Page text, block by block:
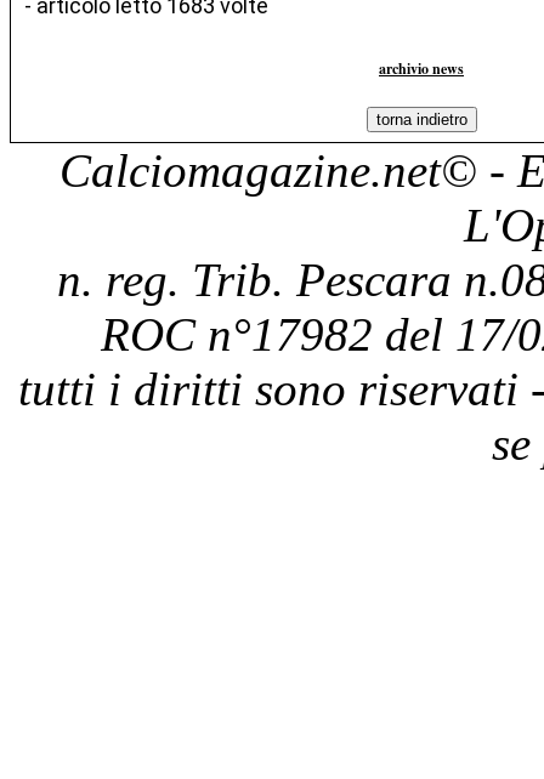
- articolo letto 1683 volte
archivio news
Calciomagazine.net© -
n. reg. Trib. Pescara
ROC n°17982 del 17/
tutti i diritti sono riservati